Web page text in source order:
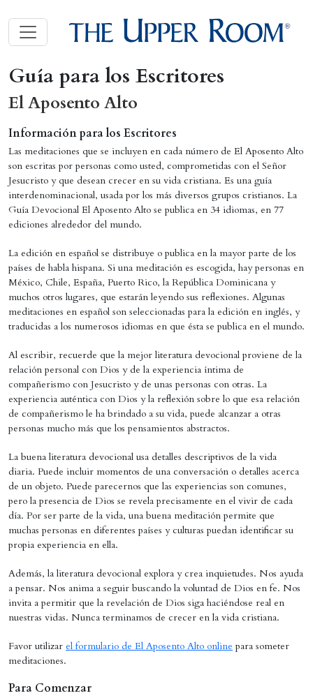
Guía para los Escritores
El Aposento Alto
Información para los Escritores
Las meditaciones que se incluyen en cada número de El Aposento Alto
son escritas por personas como usted, comprometidas con el Señor
Jesucristo y que desean crecer en su vida cristiana. Es una guía
interdenominacional, usada por los más diversos grupos cristianos. La
Guía Devocional El Aposento Alto se publica en 34 idiomas, en 77
ediciones alrededor del mundo.
La edición en español se distribuye o publica en la mayor parte de los
países de habla hispana. Si una meditación es escogida, hay personas en
México, Chile, España, Puerto Rico, la República Dominicana y
muchos otros lugares, que estarán leyendo sus reflexiones. Algunas
meditaciones en español son seleccionadas para la edición en inglés, y
traducidas a los numerosos idiomas en que ésta se publica en el mundo.
Al escribir, recuerde que la mejor literatura devocional proviene de la
relación personal con Dios y de la experiencia íntima de
compañerismo con Jesucristo y de unas personas con otras. La
experiencia auténtica con Dios y la reflexión sobre lo que esa relación
de compañerismo le ha brindado a su vida, puede alcanzar a otras
personas mucho más que los pensamientos abstractos.
La buena literatura devocional usa detalles descriptivos de la vida
diaria. Puede incluir momentos de una conversación o detalles acerca
de un objeto. Puede parecernos que las experiencias son comunes,
pero la presencia de Dios se revela precisamente en el vivir de cada
día. Por ser parte de la vida, una buena meditación permite que
muchas personas en diferentes países y culturas puedan identificar su
propia experiencia en ella.
Además, la literatura devocional explora y crea inquietudes. Nos ayuda
a pensar. Nos anima a seguir buscando la voluntad de Dios en fe. Nos
invita a permitir que la revelación de Dios siga haciéndose real en
nuestras vidas. Nunca terminamos de crecer en la vida cristiana.
Favor utilizar el formulario de El Aposento Alto online para someter
meditaciones.
Para Comenzar